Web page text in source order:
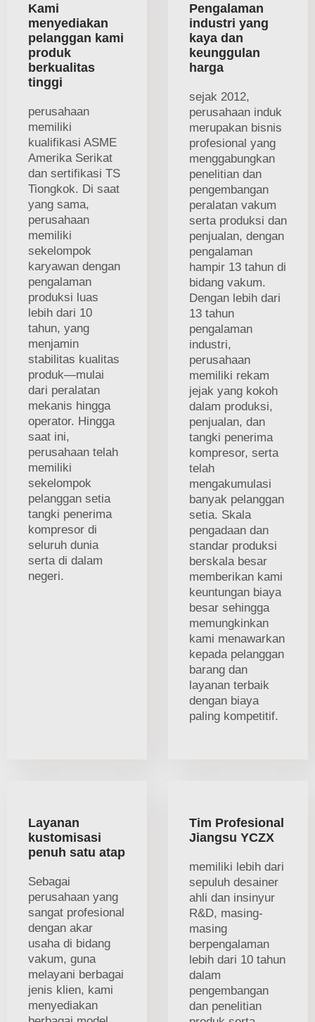
Kami
menyediakan
pelanggan kami
produk
berkualitas
tinggi
perusahaan
memiliki
kualifikasi ASME
Amerika Serikat
dan sertifikasi TS
Tiongkok. Di saat
yang sama,
perusahaan
memiliki
sekelompok
karyawan dengan
pengalaman
produksi luas
lebih dari 10
tahun, yang
menjamin
stabilitas kualitas
produk—mulai
dari peralatan
mekanis hingga
operator. Hingga
saat ini,
perusahaan telah
memiliki
sekelompok
pelanggan setia
tangki penerima
kompresor di
seluruh dunia
serta di dalam
negeri.
Pengalaman
industri yang
kaya dan
keunggulan
harga
sejak 2012,
perusahaan induk
merupakan bisnis
profesional yang
menggabungkan
penelitian dan
pengembangan
peralatan vakum
serta produksi dan
penjualan, dengan
pengalaman
hampir 13 tahun di
bidang vakum.
Dengan lebih dari
13 tahun
pengalaman
industri,
perusahaan
memiliki rekam
jejak yang kokoh
dalam produksi,
penjualan, dan
tangki penerima
kompresor, serta
telah
mengakumulasi
banyak pelanggan
setia. Skala
pengadaan dan
standar produksi
berskala besar
memberikan kami
keuntungan biaya
besar sehingga
memungkinkan
kami menawarkan
kepada pelanggan
barang dan
layanan terbaik
dengan biaya
paling kompetitif.
Layanan
kustomisasi
penuh satu atap
Sebagai
perusahaan yang
sangat profesional
dengan akar
usaha di bidang
vakum, guna
melayani berbagai
jenis klien, kami
menyediakan
Tim Profesional
Jiangsu YCZX
memiliki lebih dari
sepuluh desainer
ahli dan insinyur
R&D, masing-
masing
berpengalaman
lebih dari 10 tahun
dalam
pengembangan
dan penelitian